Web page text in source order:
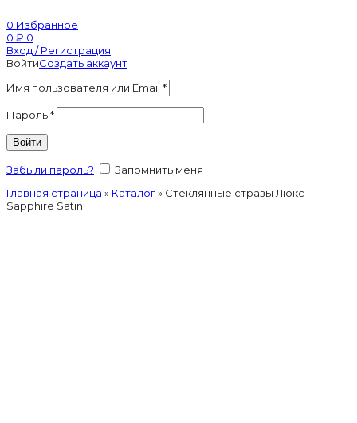
0 Избранное
0 ₽ 0
Вход / Регистрация
ВойтиСоздать аккаунт
Имя пользователя или Email *
Пароль*
Войти
Забыли пароль?
Запомнить меня
Главная страница » Каталог» Стеклянные стразы Люкс
Sapphire Satin